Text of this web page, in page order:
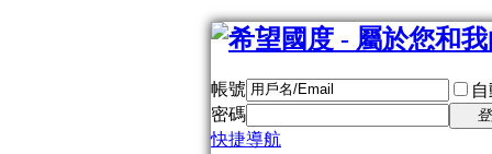
帳號
密碼
快捷導航